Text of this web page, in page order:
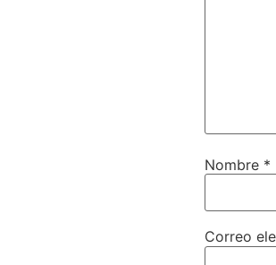
Nombre *
Correo